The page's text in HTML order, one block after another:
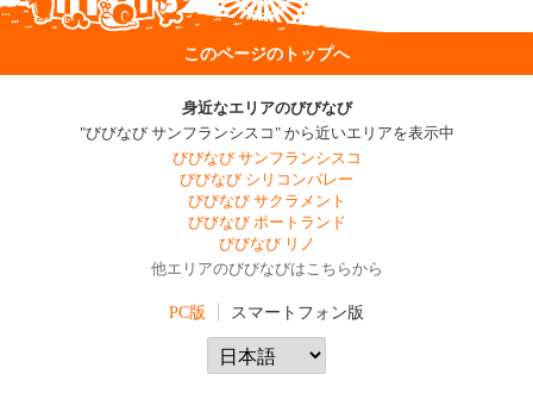
このページのトップへ
身近なエリアのびびなび
"びびなび サンフランシスコ" から近いエリアを表示中
びびなび サンフランシスコ
びびなび シリコンバレー
びびなび サクラメント
びびなび ポートランド
びびなび リノ
他エリアのびびなびはこちらから
PC版 スマートフォン版